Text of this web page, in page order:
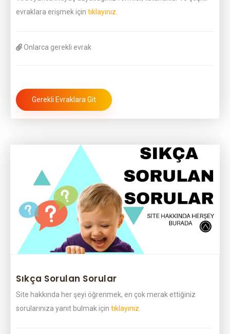
evraklara erişmek için tıklayınız.
Onlarca gerekli evrak
Gerekli Evraklara Git
Sıkça Sorulan Sorular
Site hakkında her şeyi öğrenmek, en çok merak ettiğiniz
sorularınıza yanıt bulmak için tıklayınız.